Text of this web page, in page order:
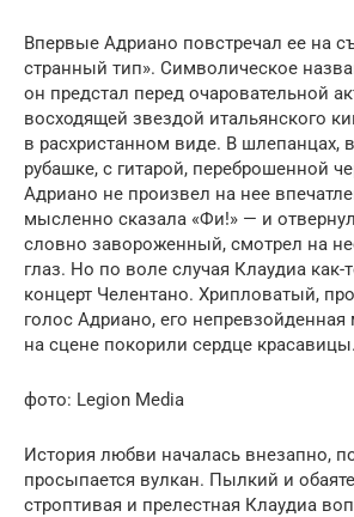
Впервые Адриано повстречал ее на
странный тип». Символическое
он предстал перед очаровательной
восходящей звездой итальянского
в расхристанном виде. В шлепанцах,
рубашке, с гитарой, переброшенной
Адриано не произвел на нее
мысленно сказала «Фи!» — и
словно завороженный, смотрел на
глаз. Но по воле случая Клаудиа как-
концерт Челентано. Хрипловатый,
голос Адриано, его непревзойденная
на сцене покорили сердце красавицы.
фото: Legion Media
История любви началась внезапно,
просыпается вулкан. Пылкий и
строптивая и прелестная Клаудиа